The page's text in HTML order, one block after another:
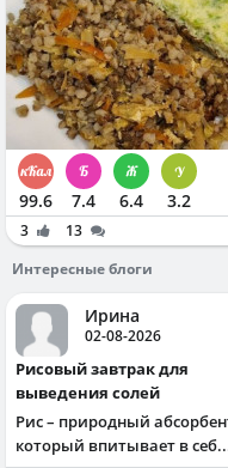
99.6 7.4 6.4 3.2
3
13
Интересные блоги
Ирина
02-08-2026
Рисовый завтрак для
выведения солей
Рис – природный
который впитывает в